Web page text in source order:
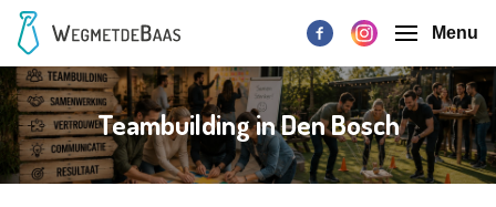
Menu
Teambuilding in Den Bosch